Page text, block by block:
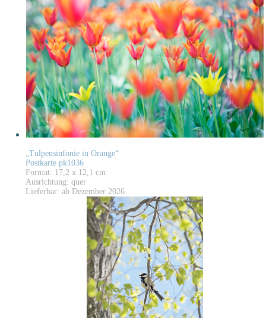
„Tulpensinfonie in Orange“
Postkarte pk1036
Format: 17,2 x 12,1 cm
Ausrichtung: quer
Lieferbar: ab Dezember 2026